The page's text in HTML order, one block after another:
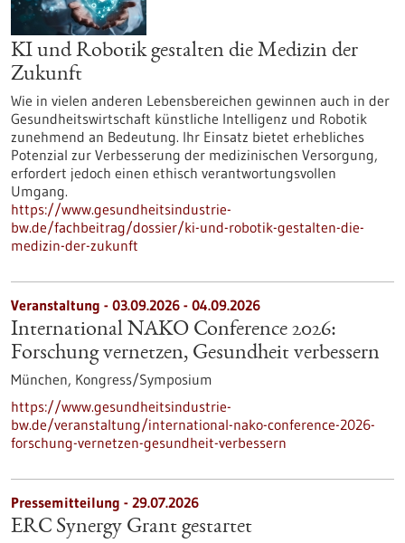
KI und Robotik gestalten die Medizin der
Zukunft
Wie in vielen anderen Lebensbereichen gewinnen auch in der
Gesundheitswirtschaft künstliche Intelligenz und Robotik
zunehmend an Bedeutung. Ihr Einsatz bietet erhebliches
Potenzial zur Verbesserung der medizinischen Versorgung,
erfordert jedoch einen ethisch verantwortungsvollen
Umgang.
https://www.gesundheitsindustrie-
bw.de/fachbeitrag/dossier/ki-und-robotik-gestalten-die-
medizin-der-zukunft
Veranstaltung - 03.09.2026 - 04.09.2026
International NAKO Conference 2026:
Forschung vernetzen, Gesundheit verbessern
München, Kongress/Symposium
https://www.gesundheitsindustrie-
bw.de/veranstaltung/international-nako-conference-2026-
forschung-vernetzen-gesundheit-verbessern
Pressemitteilung - 29.07.2026
ERC Synergy Grant gestartet